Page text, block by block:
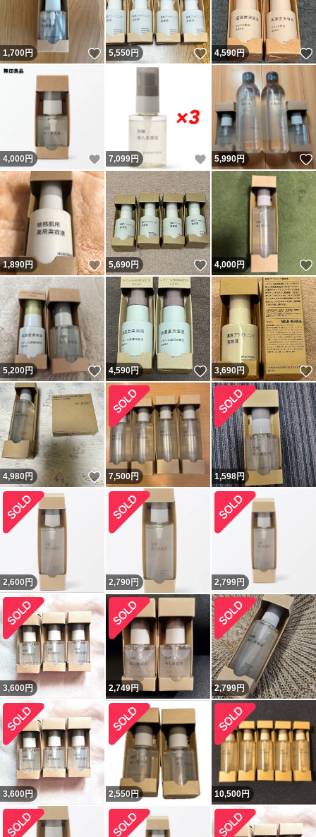
1,700円 いいね！
5,550円 いいね！
4,590円
4,000 円 いいね！
7,099円 いいね！
5,990円
1,890円 いいね！
5,690円 いいね！
4,000円
5,200円 いいね！
4,590円 いいね！
3,690円
4,980円 いいね！
7,500円 1,598円
2,600 円 2,790 円 2,799円
3,600円 2,749円 2,799円
3,600円 2,550円 10,500円